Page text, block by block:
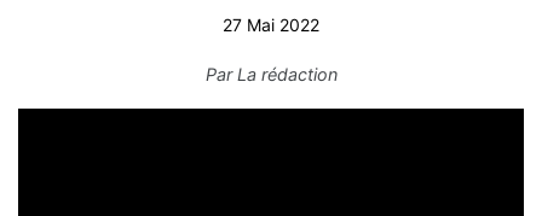
27 Mai 2022
ParLa rédaction